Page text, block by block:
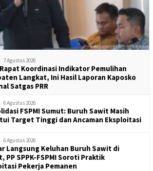
7 Agustus 2026
Koordinasi Indikator Pemulihan
Langkat, Ini Hasil Laporan Kaposko
Satgas PRR
6 Agustus 2026
FSPMI Sumut: Buruh Sawit Masih
Target Tinggi dan Ancaman Eksploitasi
6 Agustus 2026
Langsung Keluhan Buruh Sawit di
PP SPPK-FSPMI Soroti Praktik
Pekerja Pemanen